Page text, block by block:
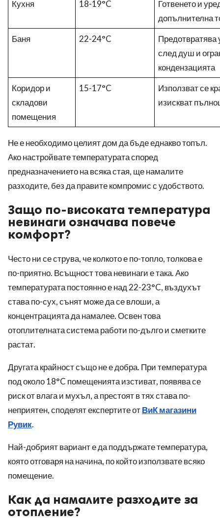
Кухня
18-19°C
Готвенето и
допълнителна
Баня
22-24°C
Предотвратява
след душ и
кондензацията
Коридор и
складови
помещения
15-17°C
Използват се
изискват
Не е необходимо целият дом да бъде еднакво топъл.
Ако настройвате температурата според
предназначението на всяка стая, ще намалите
разходите, без да правите компромис с удобството.
Защо по-високата температура
невинаги означава повече
комфорт?
Често ни се струва, че колкото е по-топло, толкова е
по-приятно. Всъщност това невинаги е така. Ако
температурата постоянно е над 22-23°C, въздухът
става по-сух, сънят може да се влоши, а
концентрацията да намалее. Освен това
отоплителната система работи по-дълго и сметките
растат.
Другата крайност също не е добра. При температура
под около 18°C помещенията изстиват, появява се
риск от влага и мухъл, а престоят в тях става по-
неприятен, споделят експертите отВиК магазини
Рувик.
Най-добрият вариант е да поддържате температура,
която отговаря на начина, по който използвате всяко
помещение.
Как да намалите разходите за
отопление?